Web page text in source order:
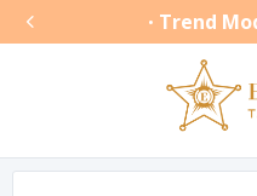
 • Trend